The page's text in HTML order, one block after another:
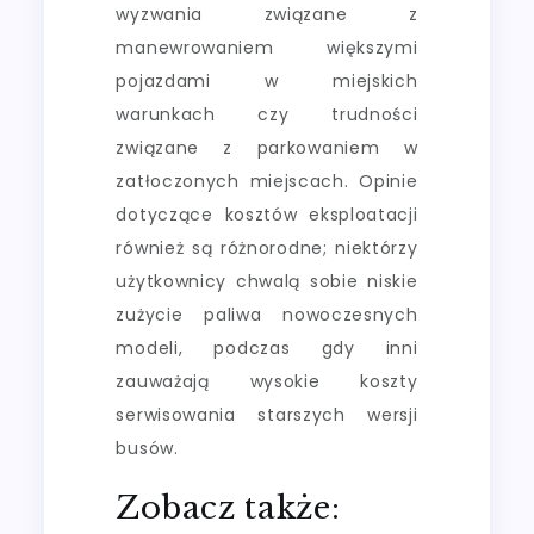
wyzwania związane z
manewrowaniem większymi
pojazdami w miejskich
warunkach czy trudności
związane z parkowaniem w
zatłoczonych miejscach. Opinie
dotyczące kosztów eksploatacji
również są różnorodne; niektórzy
użytkownicy chwalą sobie niskie
zużycie paliwa nowoczesnych
modeli, podczas gdy inni
zauważają wysokie koszty
serwisowania starszych wersji
busów.
Zobacz także: